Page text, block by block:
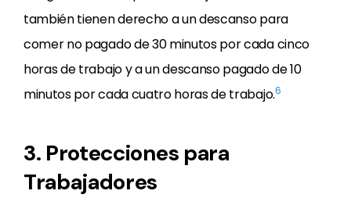
también tienen derecho a un descanso para
comer no pagado de 30 minutos por cada cinco
horas de trabajo y a un descanso pagado de 10
minutos por cada cuatro horas de trabajo.6
3. Protecciones para
Trabajadores